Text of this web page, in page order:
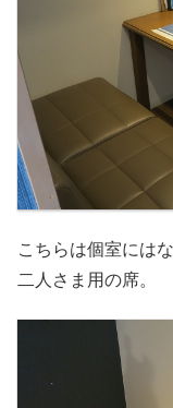
こちらは個室には
二人さま用の席。